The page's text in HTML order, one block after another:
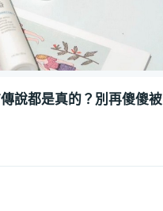
說都是真的？別再傻傻被